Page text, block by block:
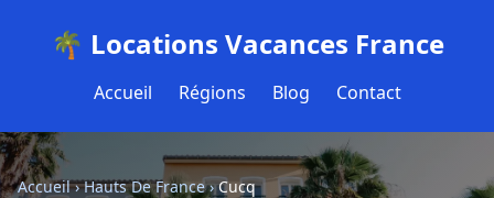
🌴 Locations Vacances France
Accueil Régions Blog Contact
Accueil›Hauts De France›Cucq